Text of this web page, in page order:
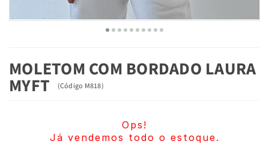
MOLETOM COM BORDADO LAURA
MYFT (Código M818)
Ops!
Já vendemos todo o estoque.